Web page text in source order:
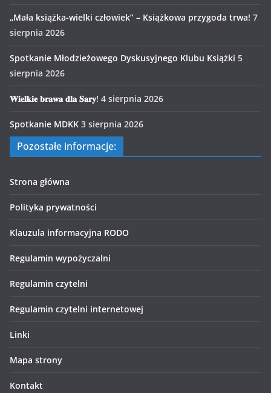
„Mała książka-wielki człowiek” – Książkowa przygoda trwa! 7
sierpnia 2026
Spotkanie Młodzieżowego Dyskusyjnego Klubu Książki 5
sierpnia 2026
𝐖𝐢𝐞𝐥𝐤𝐢𝐞 𝐛𝐫𝐚𝐰𝐚 𝐝𝐥𝐚 𝐒𝐚𝐫𝐲! 4 sierpnia 2026
Spotkanie MDKK 3 sierpnia 2026
Pozostałe informacje:
Strona główna
Polityka prywatności
Klauzula informacyjna RODO
Regulamin wypożyczalni
Regulamin czytelni
Regulamin czytelni internetowej
Linki
Mapa strony
Kontakt